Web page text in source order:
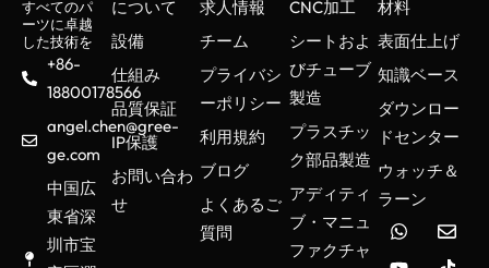
トタイプ
Gree-Geでは、お客様の特定の要
件に合わせて様々なタイプのダイ
カストを提供しています。それぞ
れのダイカスト鋳造方法には明確
な利点があり、様々な用途に適し
ています。
すべてのパ
ーツに卓越
した技術を
+86-
18800178566
angel.chen@gree-
ge.com
中国広
東省深
圳市宝
について
設備
仕組み
品質保証
IP保護
お問い合わ
せ
求人情報
チーム
プライバシ
ーポリシー
利用規約
ブログ
よくあるご
質問
CNC加工
シートおよ
びチューブ
製造
プラスチッ
ク部品製造
アディティ
ブ・マニュ
ファクチャ
材料
表面仕上げ
知識ベース
ダウンロー
ドセンター
ウォッチ＆
ラーン